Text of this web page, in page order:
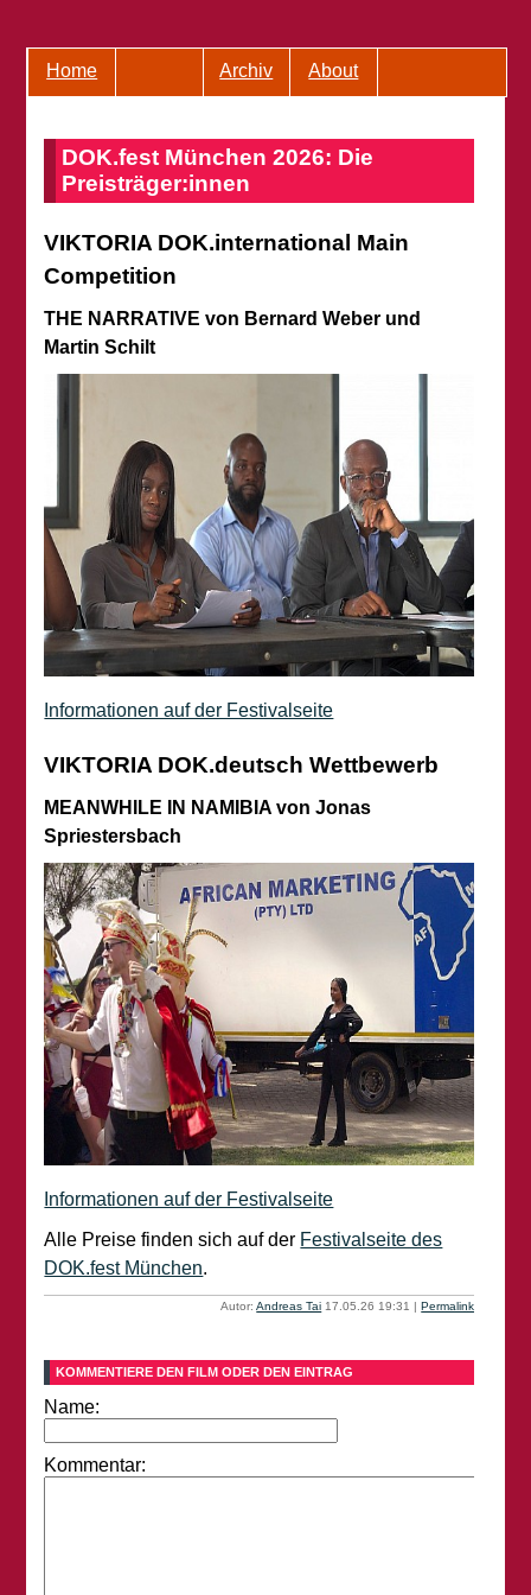
Home Archiv About
DOK.fest München 2026: Die
Preisträger:innen
VIKTORIA DOK.international Main
Competition
THE NARRATIVE von Bernard Weber und
Martin Schilt
Informationen auf der Festivalseite
VIKTORIA DOK.deutsch Wettbewerb
MEANWHILE IN NAMIBIA von Jonas
Spriestersbach
Informationen auf der Festivalseite
Alle Preise finden sich auf der Festivalseite des
DOK.fest München.
Autor:Andreas Tai 17.05.26 19:31 |Permalink
KOMMENTIERE DEN FILM ODER DEN EINTRAG
Name:
Kommentar: